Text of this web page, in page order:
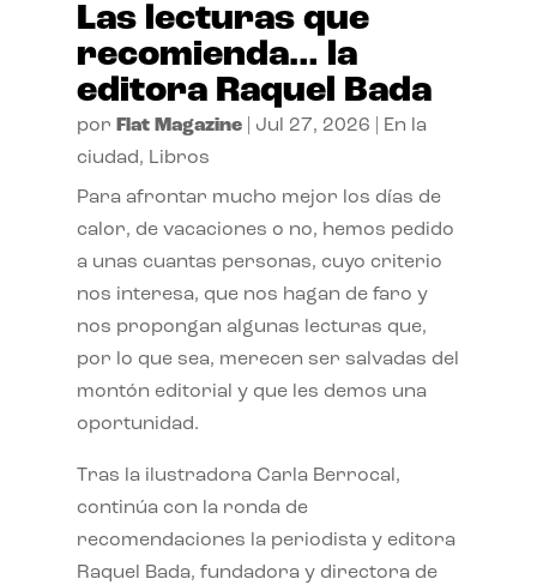
Las lecturas que
recomienda… la
editora Raquel Bada
por Flat Magazine| Jul 27, 2026
En la
ciudad, Libros
Para afrontar mucho mejor los días de
calor, de vacaciones o no, hemos pedido
a unas cuantas personas, cuyo criterio
nos interesa, que nos hagan de faro y
nos propongan algunas lecturas que,
por lo que sea, merecen ser salvadas del
montón editorial y que les demos una
oportunidad.
Tras la ilustradora Carla Berrocal,
continúa con la ronda de
recomendaciones la periodista y editora
Raquel Bada, fundadora y directora de